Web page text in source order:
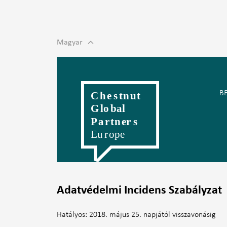
Magyar
Adatvédelmi Incidens Szabályzat
Hatályos: 2018. május 25. napjától visszavonásig